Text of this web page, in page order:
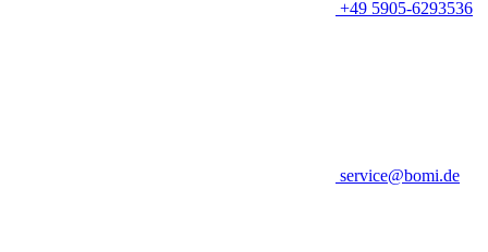
+49 5905-6293536
service@bomi.de